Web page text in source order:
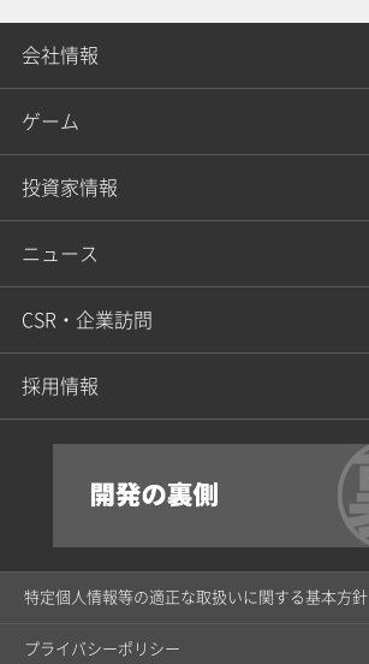
会社情報
ゲーム
投資家情報
ニュース
CSR・企業訪問
採用情報
特定個人情報等の適正な取扱いに関する基本方針
プライバシーポリシー